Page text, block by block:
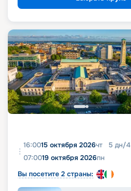
16:0015 октября 2026чт 5 дн/4
07:0019 октября 2026пн
Вы посетите 2 страны: